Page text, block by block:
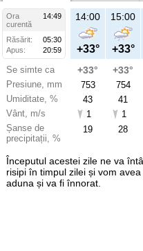
Ora
14:49
curentă
Răsărit:
05:30
Apus:
20:59
Se simte ca
Presiune, mm
Umiditate, %
Vânt, m/s
Șanse de
precipitații, %
14:00
+33°
+33°
753
43
1
19
15:00
+33°
+33°
754
41
1
28
Începutul acestei zile ne va
risipi în timpul zilei și vom
aduna și va fi înnorat.